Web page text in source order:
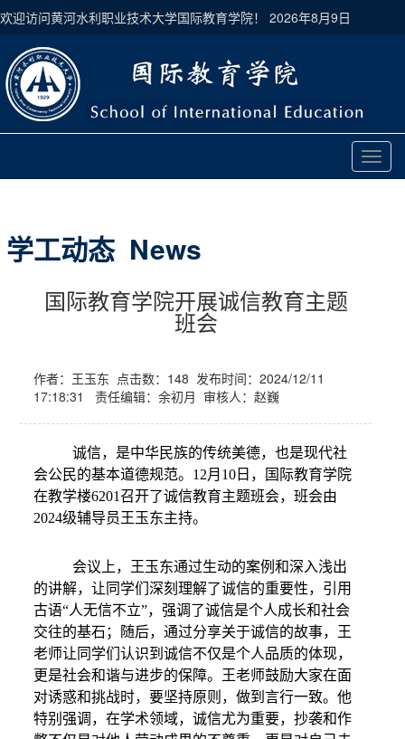
欢迎访问黄河水利职业技术大学国际教育学院！ 2026年8月9日
切
换
学工动态 News
国际教育学院开展诚信教育主题
班会
作者：王玉东 点击数： 148 发布时间：2024/12/11
17:18:31 责任编辑：余初月 审核人：赵巍
诚信， 是中华民族的传统美德，也是现代社
会公民的基本道德规范。 12月10日，国际教育学院
在教学楼6201召开了诚信教育主题班会，班会由
2024级辅导员 王玉东主持。
会议上，王玉东通过生动的案例和深入浅出
的讲解，让同学们深刻理解了诚信的重要性， 引用
古语“人无信不立”，强调了诚信是个人成长和社会
交往的基石 ；
随后，通过分享关于诚信的故事，王
老师让同学们认识到诚信不仅是个人品质的体现，
更是社会和谐与进步的保障。王老师鼓励大家在面
对诱惑和挑战时，要坚持原则，做到言行一致。 他
特别强调，在学术领域，诚信尤为重要，抄袭和作